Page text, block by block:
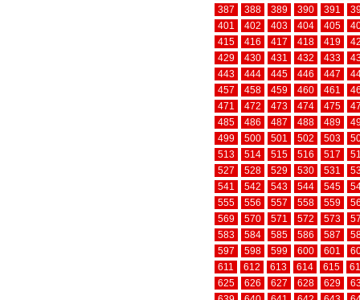
387
388 389 390 391
401
402 403 404 405
415
416 417 418 419
429
430 431 432 433
443
444 445 446 447
457
458 459 460 461
471
472 473 474 475
485
486 487 488 489
499
500 501 502 503
513
514 515 516 517
527
528 529 530 531
541
542 543 544 545
555
556 557 558 559
569
570 571 572 573
583
584 585 586 587
597
598 599 600 601
611
612 613 614 615
625
626 627 628 629